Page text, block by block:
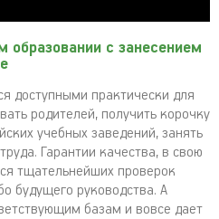
с занесением
доступными практически для
родителей, получить корочку
учебных заведений, занять
Гарантии качества, в свою
тщательнейших проверок
будущего руководства. А
базам и вовсе дает